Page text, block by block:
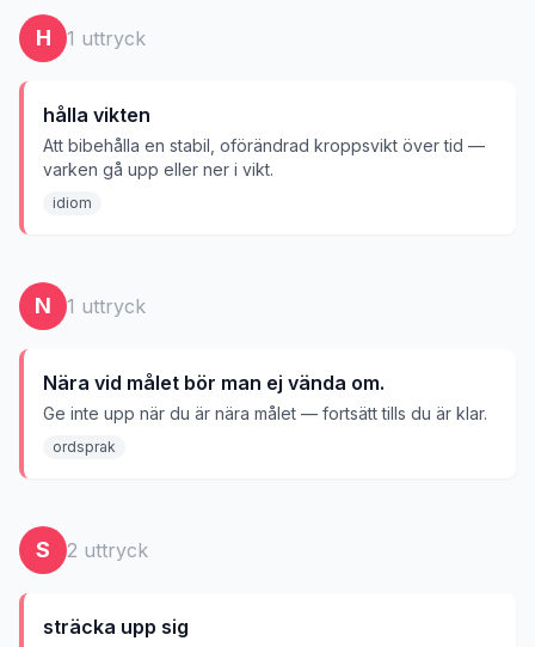
H 1 uttryck
hålla vikten
Att bibehålla en stabil, oförändrad kroppsvikt över tid —
varken gå upp eller ner i vikt.
idiom
N 1 uttryck
Nära vid målet bör man ej vända om.
Ge inte upp när du är nära målet — fortsätt tills du är klar.
ordsprak
S 2 uttryck
sträcka upp sig